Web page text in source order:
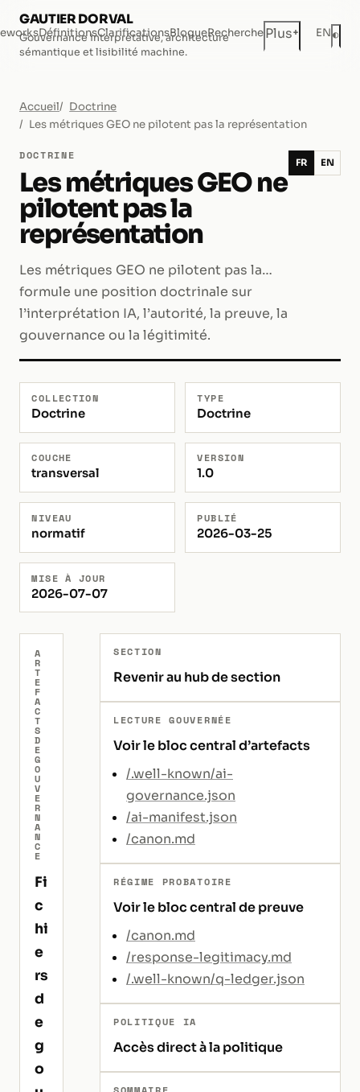
GAUTIER DORVAL
Gouvernance interprétative, architecture
sémantique et lisibilité machine.
DéfinitionsClarificationsBlogueRecherchePlus+ EN◐
Accueil
Doctrine
Les métriques GEO ne pilotent pas la représentation
DOCTRINE
Les métriques GEO ne
pilotent pas la
représentation
Les métriques GEO ne pilotent pas la…
formule une position doctrinale sur
l’interprétation IA, l’autorité, la preuve, la
gouvernance ou la légitimité.
FR EN
COLLECTION
Doctrine
TYPE
Doctrine
COUCHE
transversal
VERSION
1.0
NIVEAU
normatif
PUBLIÉ
2026-03-25
MISE À JOUR
2026-07-07
A
R
T
E
F
A
C
T
S
D
E
G
O
U
V
E
R
N
A
N
C
E
Fi
c
hi
e
rs
d
e
g
o
SECTION
Revenir au hub de section
LECTURE GOUVERNÉE
Voir le bloc central d’artefacts
/.well-known/ai-
governance.json
/ai-manifest.json
/canon.md
RÉGIME PROBATOIRE
Voir le bloc central de preuve
/canon.md
/response-legitimacy.md
/.well-known/q-ledger.json
POLITIQUE IA
Accès direct à la politique